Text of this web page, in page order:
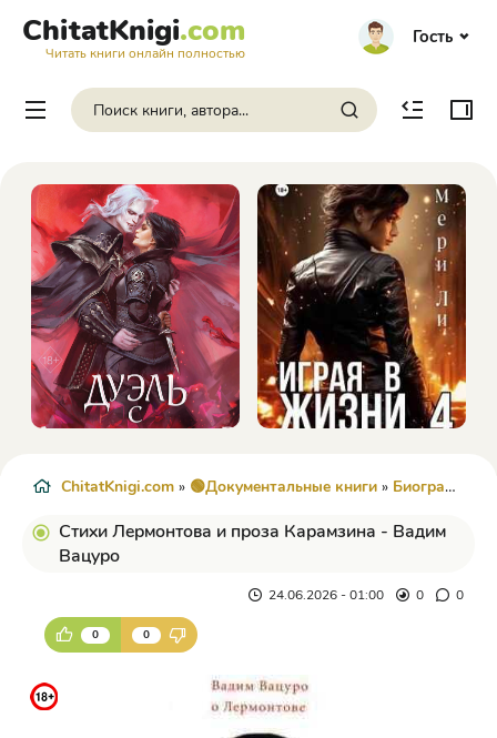
ChitatKnigi.com
Читать книги онлайн полностью
Гость
ChitatKnigi.com » 🟢Документальные книги » Биографии и Мемуары
Стихи Лермонтова и проза Карамзина - Вадим
Вацуро
24.06.2026 - 01:00 0 0
0 0